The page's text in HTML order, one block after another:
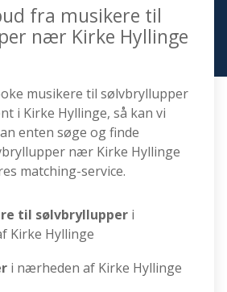
fra musikere til
nær Kirke Hyllinge
musikere til sølvbryllupper
i Kirke Hyllinge, så kan vi
enten søge og finde
nær Kirke Hyllinge
matching-service.
til sølvbryllupper i
Kirke Hyllinge
i nærheden af Kirke Hyllinge